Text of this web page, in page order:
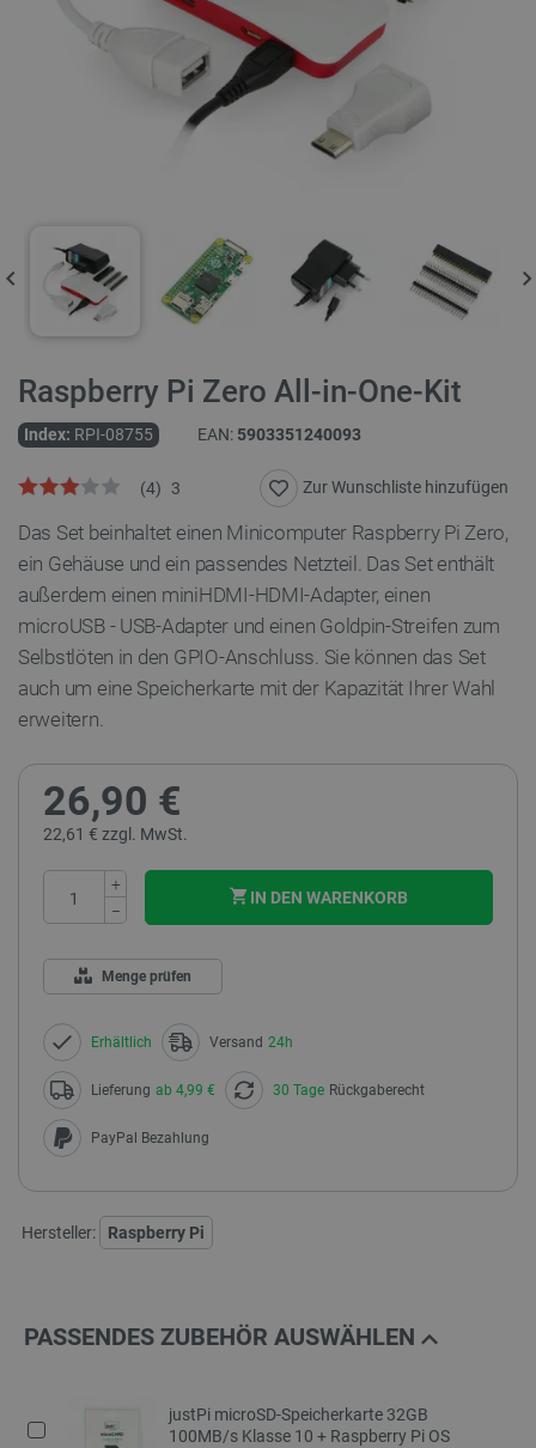
Raspberry Pi Zero All-in-One-Kit
Index: RPI-08755 EAN: 5903351240093
3
(4) Zur Wunschliste hinzufügen
Das Set beinhaltet einen Minicomputer Raspberry Pi Zero,
ein Gehäuse und ein passendes Netzteil. Das Set enthält
außerdem einen miniHDMI-HDMI-Adapter, einen
microUSB - USB-Adapter und einen Goldpin-Streifen zum
Selbstlöten in den GPIO-Anschluss. Sie können das Set
auch um eine Speicherkarte mit der Kapazität Ihrer Wahl
erweitern.
26,90 €
22,61 € zzgl. MwSt.
+
−
IN DEN WARENKORB
Menge prüfen
Erhältlich Versand 24h
Lieferung ab 4,99 € 30 Tage Rückgaberecht
PayPal Bezahlung
Hersteller: Raspberry Pi
PASSENDES ZUBEHÖR AUSWÄHLEN
justPi microSD-Speicherkarte 32GB
100MB/s Klasse 10 + Raspberry Pi OS